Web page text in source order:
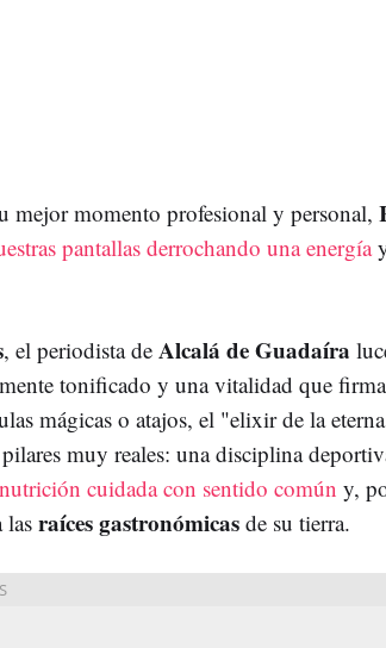
mejor momento profesional y personal,
pantallas derrochando una energía
, el periodista de Alcalá de Guadaíra
tonificado y una vitalidad que
mágicas o atajos, el "elixir de la
muy reales: una disciplina
cuidada con sentido común y,
las raíces gastronómicas de su tierra.